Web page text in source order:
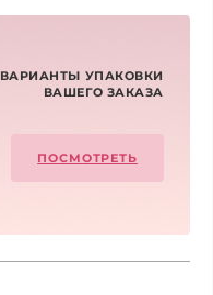
ВАРИАНТЫ УПАКОВКИ
ВАШЕГО ЗАКАЗА
ПОСМОТРЕТЬ